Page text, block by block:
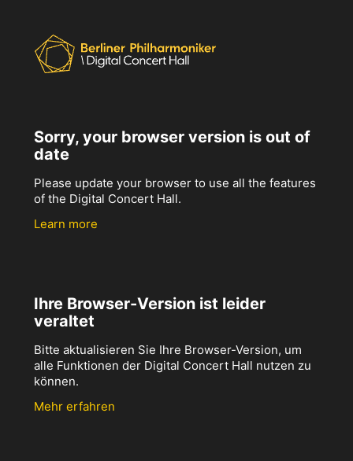
Sorry, your browser version is out of
date
Please update your browser to use all the features
of the Digital Concert Hall.
Learn more
Ihre Browser-Version ist leider
veraltet
Bitte aktualisieren Sie Ihre Browser-Version, um
alle Funktionen der Digital Concert Hall nutzen zu
können.
Mehr erfahren